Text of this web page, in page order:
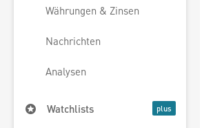
Währungen & Zinsen
Nachrichten
Analysen
Watchlists